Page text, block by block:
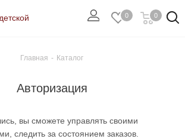
0 0
Главная - Каталог
Авторизация
вы сможете управлять своими
следить за состоянием заказов.